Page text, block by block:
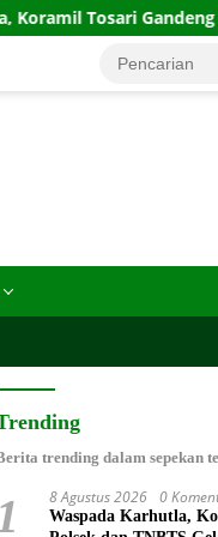
Tosari Gandeng Polsek
trending dalam sepekan
8 Agustus 2026 0
Waspada Karhutla,